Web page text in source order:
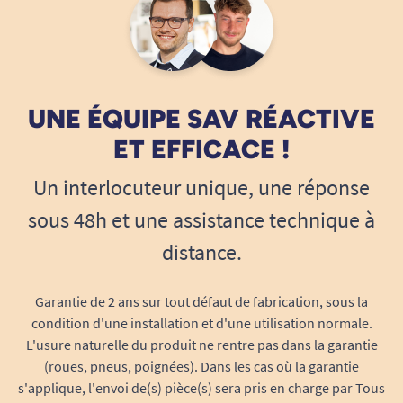
immédiatement l’humidité et neutraliser
les odeurs, même lors de mouvements
répétés ou de longues périodes
Zone d’absorption ciblée :un matelas
ultra-efficace positionné à l’avant, pour
en position assise ou allongée.
Barrières intégrales anti-fuites: double
système autour de l’entrejambe pour éviter
de sécurité à chaque instant.
Discrétion et bien-être : le sous-
vêtement pensé pour l’autonomie
Avec TENA Pants ProSkin Plus Large, bénéficiez
d’un change aussi simple à enfiler qu’un sous-
UNE ÉQUIPE SAV RÉACTIVE
ET EFFICACE !
Un interlocuteur unique, une réponse
sous 48h et une assistance technique à
distance.
Garantie de 2 ans sur tout défaut de fabrication, sous la
condition d'une installation et d'une utilisation normale.
L'usure naturelle du produit ne rentre pas dans la garantie
(roues, pneus, poignées). Dans les cas où la garantie
s'applique, l'envoi de(s) pièce(s) sera pris en charge par Tous